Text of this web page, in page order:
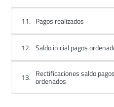
11. Pagos realizados
12. Saldo inicial pagos
13. Rectificaciones saldo pagos
ordenados